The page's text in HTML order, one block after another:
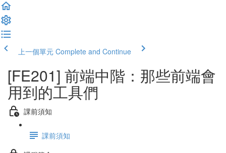
上一個單元 Complete and Continue
[FE201] 前端中階：那些前端會
用到的工具們
課前須知
課前須知